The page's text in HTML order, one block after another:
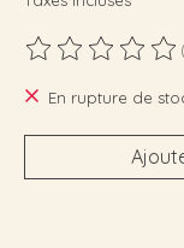
Ce produit est
En rupture de